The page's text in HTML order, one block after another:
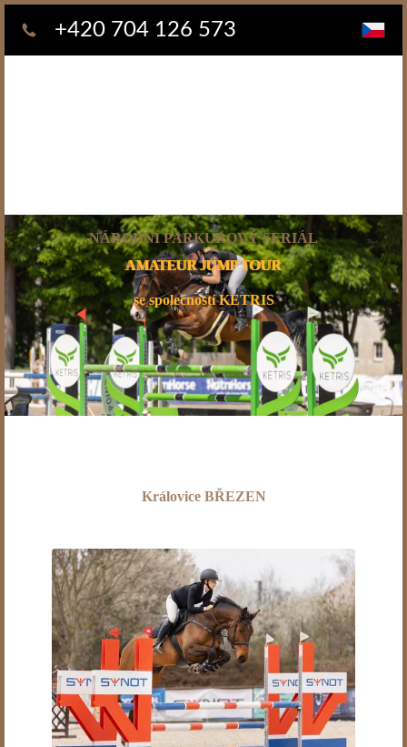
+420 704 126 573
NÁRODNÍ PARKUROVÝ SERIÁL
AMATEURJUMP TOUR
se společností KETRIS
Královice BŘEZEN